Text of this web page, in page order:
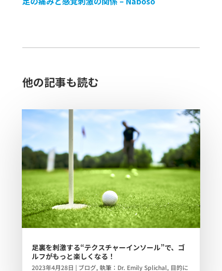
他の記事も読む​
足裏を刺激する“テクスチャーインソール”で、ゴ
ルフがもっと楽しくなる！
2023年4月28日 | ブログ, 執筆：Dr. Emily Splichal, 目的に